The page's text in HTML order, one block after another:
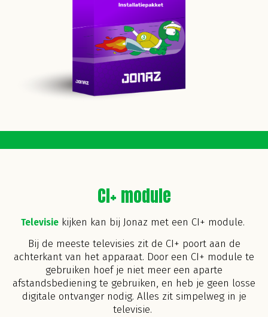
CI+ module
Televisiekijken kan bij Jonaz met een CI+ module.
Bij de meeste televisies zit de CI+ poort aan de
achterkant van het apparaat. Door een CI+ module te
gebruiken hoef je niet meer een aparte
afstandsbediening te gebruiken, en heb je geen losse
digitale ontvanger nodig. Alles zit simpelweg in je
televisie.